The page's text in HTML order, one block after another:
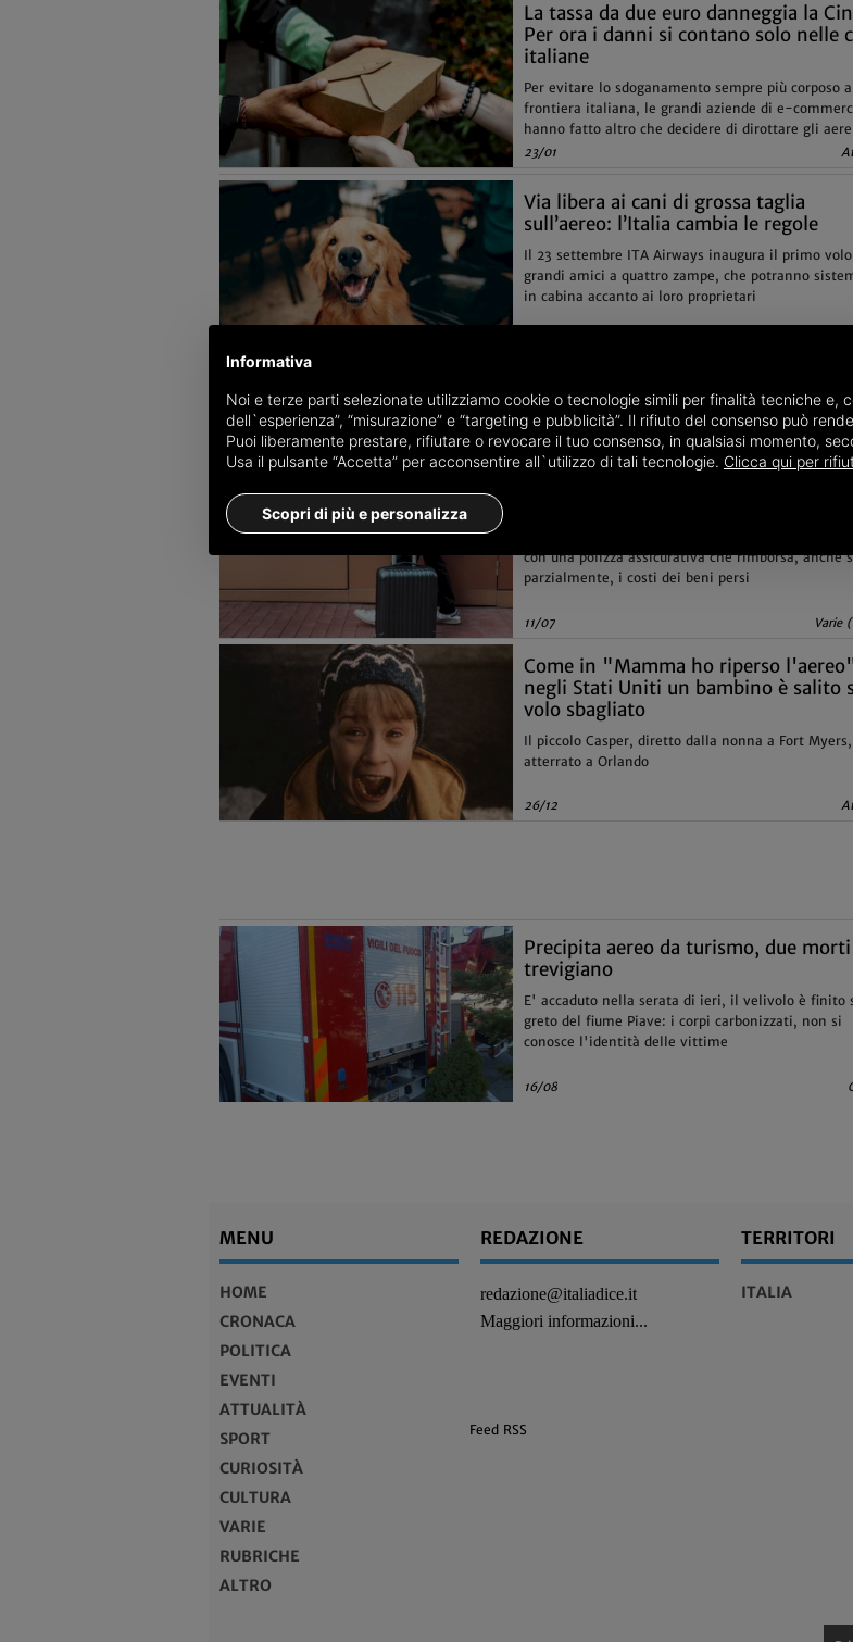
La tassa da due euro danneggia la
Per ora i danni si contano solo nelle
italiane
Per evitare lo sdoganamento sempre più corposo
frontiera italiana, le grandi aziende di e-
hanno fatto altro che decidere di dirottare gli
verso altri Stati europei
23/01
Via libera ai cani di grossa taglia
sull’aereo: l’Italia cambia le regole
Il 23 settembre ITA Airways inaugura il primo
grandi amici a quattro zampe, che potranno
in cabina accanto ai loro proprietari
con una polizza assicurativa che rimborsa, anche
parzialmente, i costi dei beni persi
11/07 Varie
Come in "Mamma ho riperso
negli Stati Uniti un bambino è salito
volo sbagliato
Il piccolo Casper, diretto dalla nonna a Fort
atterrato a Orlando
26/12
Precipita aereo da turismo, due morti
trevigiano
E' accaduto nella serata di ieri, il velivolo è finito
greto del fiume Piave: i corpi carbonizzati, non si
conosce l'identità delle vittime
16/08
MENU
HOME
CRONACA
POLITICA
EVENTI
ATTUALITÀ
SPORT
CURIOSITÀ
CULTURA
VARIE
RUBRICHE
ALTRO
REDAZIONE
redazione@italiadice.it
Maggiori informazioni...
TERRITORI
ITALIA
Feed RSS
Informativa
Noi e terze parti selezionate utilizziamo cookie o tecnologie simili per finalità tecniche e,
dell`esperienza”, “misurazione” e “targeting e pubblicità”. Il rifiuto del consenso può
Puoi liberamente prestare, rifiutare o revocare il tuo consenso, in qualsiasi momento,
Usa il pulsante “Accetta” per acconsentire all`utilizzo di tali tecnologie. Clicca qui per
Scopri di più e personalizza